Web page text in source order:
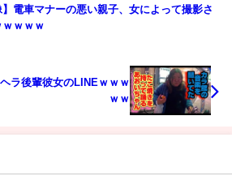
】電車マナーの悪い親子、女によって撮影さ
ｗｗｗｗ
ラ後輩彼女のLINEｗｗｗ
ｗｗ